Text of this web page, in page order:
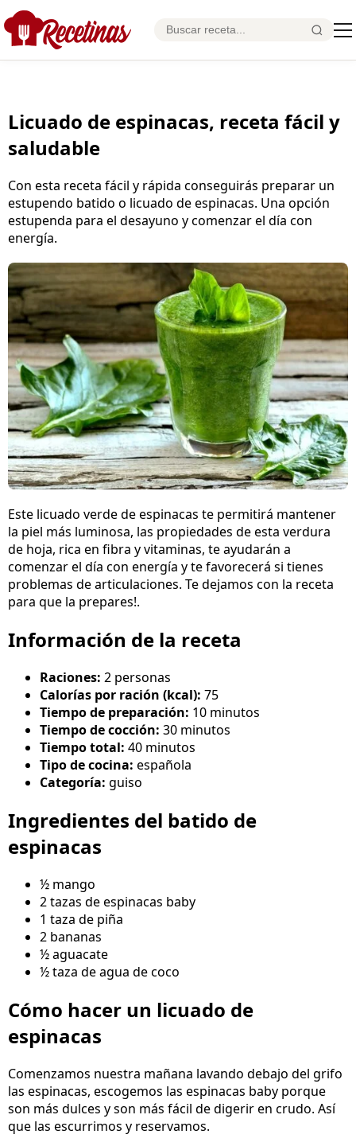
Licuado de espinacas, receta fácil y
saludable
Con esta receta fácil y rápida conseguirás preparar un
estupendo batido o licuado de espinacas. Una opción
estupenda para el desayuno y comenzar el día con
energía.
Este licuado verde de espinacas te permitirá mantener
la piel más luminosa, las propiedades de esta verdura
de hoja, rica en fibra y vitaminas, te ayudarán a
comenzar el día con energía y te favorecerá si tienes
problemas de articulaciones. Te dejamos con la receta
para que la prepares!.
Información de la receta
Raciones: 2 personas
Calorías por ración (kcal): 75
Tiempo de preparación: 10 minutos
Tiempo de cocción: 30 minutos
Tiempo total: 40 minutos
Tipo de cocina: española
Categoría: guiso
Ingredientes del batido de
espinacas
½ mango
2 tazas de espinacas baby
1 taza de piña
2 bananas
½ aguacate
½ taza de agua de coco
Cómo hacer un licuado de
espinacas
Comenzamos nuestra mañana lavando debajo del grifo
las espinacas, escogemos las espinacas baby porque
son más dulces y son más fácil de digerir en crudo. Así
que las escurrimos y reservamos.